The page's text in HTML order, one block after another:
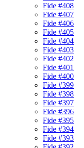
Fide #408
Fide #407
Fide #406
Fide #405
Fide #404
Fide #403
Fide #402
Fide #401
Fide #400
Fide #399
Fide #398
Fide #397
Fide #396
Fide #395
Fide #394
Fide #393